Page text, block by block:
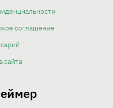
соглашение
сайта